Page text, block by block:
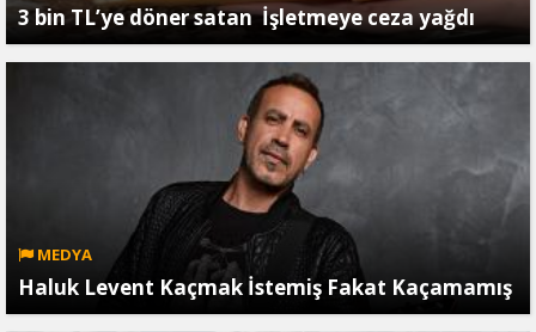
3 bin TL’ye döner satan İşletmeye ceza yağdı
MEDYA
Haluk Levent Kaçmak İstemiş Fakat Kaçamamış